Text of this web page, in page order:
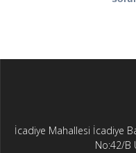
İcadiye Mahallesi İcadiye
No:42/B